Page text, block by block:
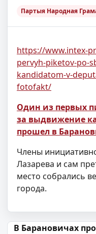
Партыя Народная
https://www.intex-
pervyh-piketov-po-
kandidatom-v-
fotofakt/
Один из первых
за выдвижение
прошел в
Члены
Лазарева и сам
место собрались
города.
Навігацыя па
В Барановичах